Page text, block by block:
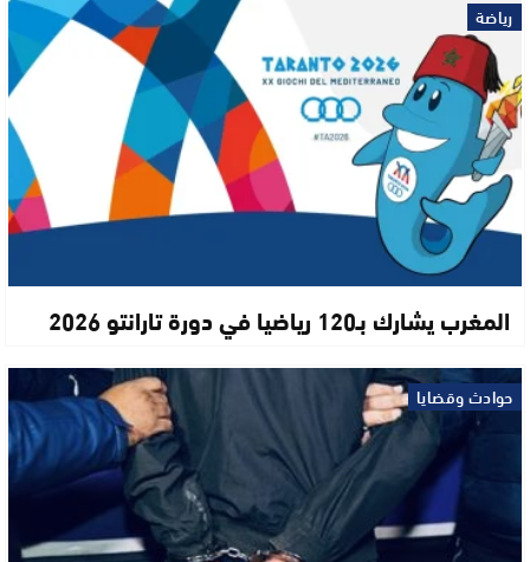
رياضة
المغرب يشارك بـ120 رياضيا في دورة تارانتو 2026
حوادث وقضايا